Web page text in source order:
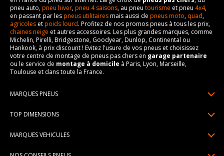
pneu auto,pneu hiver,pneu 4 saisons, au pneu tourisme et pneu 4x4,
en passant par lespneus utilitairesmais aussi de pneus moto, quad,
agricoles etpoids lourd. Profitez de nos promos pneus à tous les prix,
chaines neige et autres accessoires. Les plus grandes marques, comme
Michelin, Pirelli, Bridgestone, Goodyear, Dunlop, Continental ou
Hankook, à prix discount ! Evitez l'usure de vos pneus et choisissez
votre centre de montage de pneus pas chers en garage partenaire
ou le service de montage à domicile à Paris, Lyon, Marseille,
Toulouse et dans toute la France.
MARQUES PNEUS
Pneus Continental
TOP DIMENSIONS
MARQUES VEHICULES